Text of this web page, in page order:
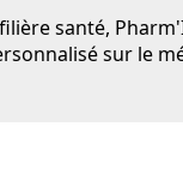
santé,
sur le